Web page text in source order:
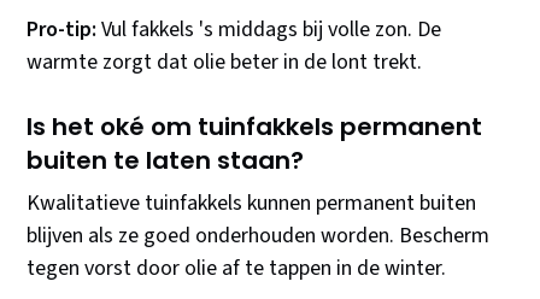
Pro-tip: Vul fakkels 's middags bij volle zon. De
warmte zorgt dat olie beter in de lont trekt.
Is het oké om tuinfakkels permanent
buiten te laten staan?
Kwalitatieve tuinfakkels kunnen permanent buiten
blijven als ze goed onderhouden worden. Bescherm
tegen vorst door olie af te tappen in de winter.